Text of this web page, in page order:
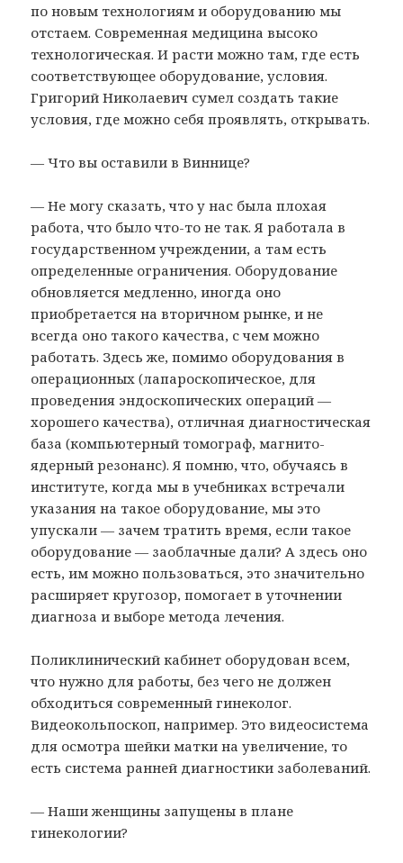
по новым технологиям и оборудованию мы
отстаем. Современная медицина высоко
технологическая. И расти можно там, где есть
соответствующее оборудование, условия.
Григорий Николаевич сумел создать такие
условия, где можно себя проявлять, открывать.
— Что вы оставили в Виннице?
— Не могу сказать, что у нас была плохая
работа, что было что-то не так. Я работала в
государственном учреждении, а там есть
определенные ограничения. Оборудование
обновляется медленно, иногда оно
приобретается на вторичном рынке, и не
всегда оно такого качества, с чем можно
работать. Здесь же, помимо оборудования в
операционных (лапароскопическое, для
проведения эндоскопических операций —
хорошего качества), отличная диагностическая
база (компьютерный томограф, магнито-
ядерный резонанс). Я помню, что, обучаясь в
институте, когда мы в учебниках встречали
указания на такое оборудование, мы это
упускали — зачем тратить время, если такое
оборудование — заоблачные дали? А здесь оно
есть, им можно пользоваться, это значительно
расширяет кругозор, помогает в уточнении
диагноза и выборе метода лечения.
Поликлинический кабинет оборудован всем,
что нужно для работы, без чего не должен
обходиться современный гинеколог.
Видеокольпоскоп, например. Это видеосистема
для осмотра шейки матки на увеличение, то
есть система ранней диагностики заболеваний.
— Наши женщины запущены в плане
гинекологии?